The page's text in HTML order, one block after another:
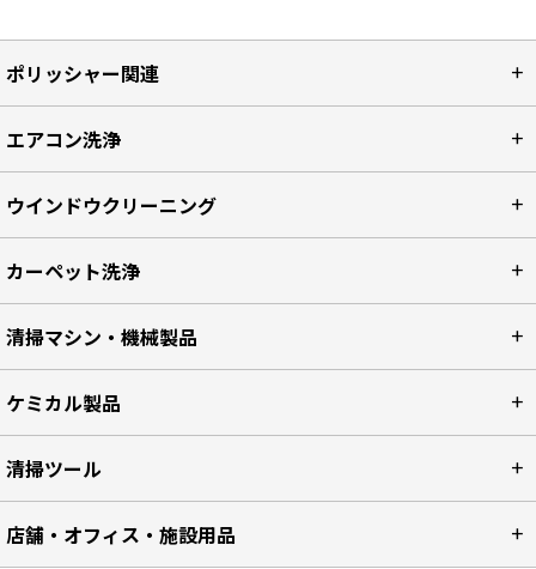
ポリッシャー関連
エアコン洗浄
ウインドウクリーニング
カーペット洗浄
清掃マシン・機械製品
ケミカル製品
清掃ツール
店舗・オフィス・施設用品